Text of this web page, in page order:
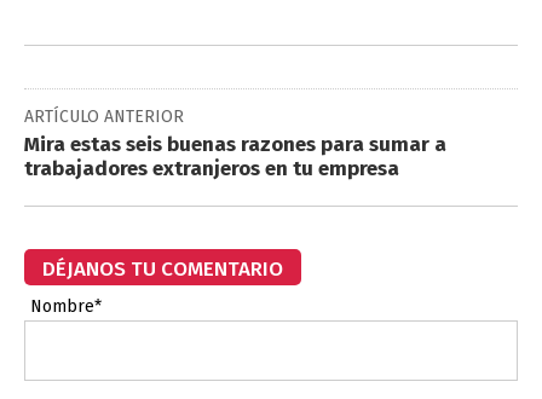
ARTÍCULO ANTERIOR
Mira estas seis buenas razones para sumar a
trabajadores extranjeros en tu empresa
DÉJANOS TU COMENTARIO
Nombre*